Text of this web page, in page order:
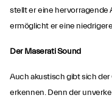
stellt er eine hervorragende
ermöglicht er eine
Der Maserati Sound
Auch akustisch gibt sich der
erkennen. Denn der